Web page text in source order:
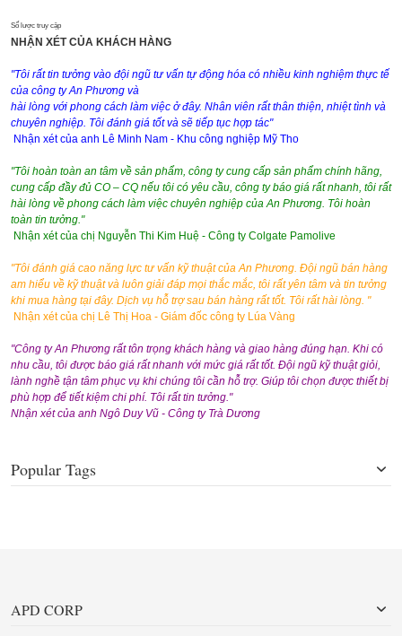
Số lược truy cập
NHẬN XÉT CỦA KHÁCH HÀNG
"Tôi rất tin tưởng vào đội ngũ tư vấn tự động hóa có nhiều kinh nghiệm thực tế
của công ty An Phương và
hài lòng với phong cách làm việc ở đây. Nhân viên rất thân thiện, nhiệt tình và
chuyên nghiệp. Tôi đánh giá tốt và sẽ tiếp tục hợp tác"
Nhận xét của anh Lê Minh Nam - Khu công nghiệp Mỹ Tho
"Tôi hoàn toàn an tâm về sản phẩm, công ty cung cấp sản phẩm chính hãng,
cung cấp đầy đủ CO – CQ nếu tôi có yêu cầu, công ty báo giá rất nhanh, tôi rất
hài lòng về phong cách làm việc chuyên nghiệp của An Phương. Tôi hoàn
toàn tin tưởng."
Nhận xét của chị Nguyễn Thi Kim Huệ - Công ty Colgate Pamolive
"Tôi đánh giá cao năng lực tư vấn kỹ thuật của An Phương. Đội ngũ bán hàng
am hiểu về kỹ thuật và luôn giải đáp mọi thắc mắc, tôi rất yên tâm và tin tưởng
khi mua hàng tại đây. Dịch vụ hỗ trợ sau bán hàng rất tốt. Tôi rất hài lòng. "
Nhận xét của chị Lê Thị Hoa - Giám đốc công ty Lúa Vàng
"Công ty An Phương rất tôn trọng khách hàng và giao hàng đúng hạn. Khi có
nhu cầu, tôi được báo giá rất nhanh với mức giá rất tốt. Đội ngũ kỹ thuật giỏi,
lành nghề tận tâm phục vụ khi chúng tôi cần hỗ trợ. Giúp tôi chọn được thiết bị
phù hợp để tiết kiệm chi phí. Tôi rất tin tưởng."
Nhận xét của anh Ngô Duy Vũ - Công ty Trà Dương
Popular Tags
APD CORP